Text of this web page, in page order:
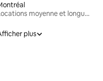
Locations moyenne et longue durée
plus